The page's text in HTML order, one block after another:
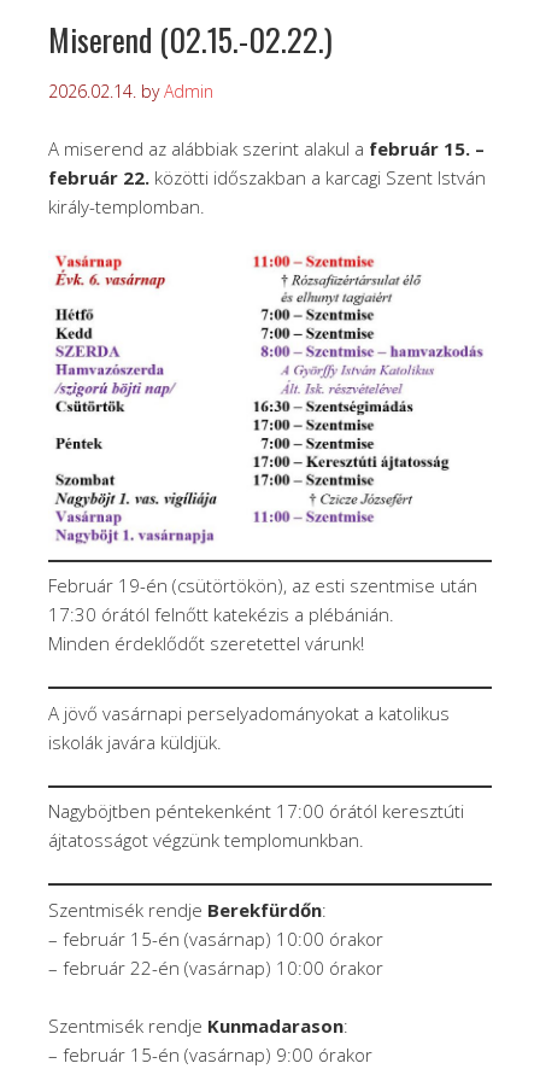
Miserend (02.15.-02.22.)
2026.02.14. byAdmin
A miserend az alábbiak szerint alakul a február 15. –
február 22. közötti időszakban a karcagi Szent István
király-templomban.
Február 19-én (csütörtökön), az esti szentmise után
17:30 órától felnőtt katekézis a plébánián.
Minden érdeklődőt szeretettel várunk!
A jövő vasárnapi perselyadományokat a katolikus
iskolák javára küldjük.
Nagyböjtben péntekenként 17:00 órától keresztúti
ájtatosságot végzünk templomunkban.
Szentmisék rendje Berekfürdőn:
– február 15-én (vasárnap) 10:00 órakor
– február 22-én (vasárnap) 10:00 órakor
Szentmisék rendje Kunmadarason:
– február 15-én (vasárnap) 9:00 órakor